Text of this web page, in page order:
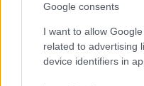
Google consents
I want to allow
related to advertising
device identifiers in
φέρεται να ήρθε
γι' αυτό και όταν
όντως ήταν
τόπου. Όταν